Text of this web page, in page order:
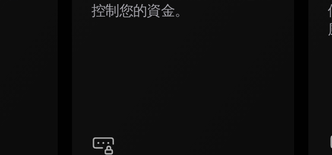
控制您的資金。